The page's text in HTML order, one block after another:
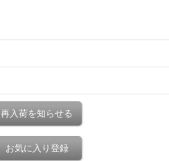
再入荷を知らせる
お気に入り登録